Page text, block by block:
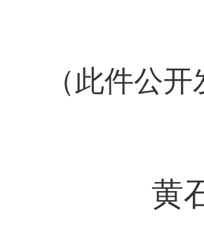
（此件公开
黄